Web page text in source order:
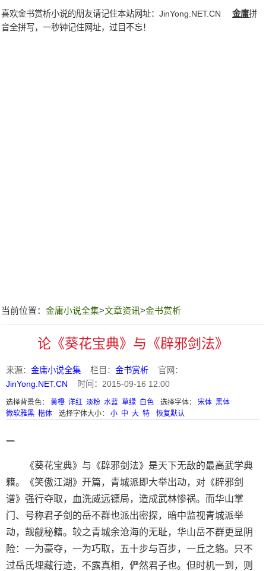
喜欢金书赏析小说的朋友请记住本站网址： JinYong.NET.CN 金庸拼
音全拼写，一秒钟记住网址，过目不忘！
当前位置： 金庸小说全集>文章资讯>金书赏析
论《葵花宝典》与《辟邪剑法》
来源： 金庸小说全集 栏目： 金书赏析 官网：
JinYong.NET.CN 时间：2015-09-16 12:00
选择背景色： 黄橙 洋红 淡粉 水蓝 草绿 白色 选择字体： 宋体 黑体
微软雅黑 楷体 选择字体大小： 小 中 大 特 恢复默认
一
《葵花宝典》与《辟邪剑法》是天下无敌的最高武学典
籍。《笑傲江湖》开篇，青城派即大举出动，对《辟邪剑
谱》强行夺取，血洗威远镖局，造成武林惨祸。而华山掌
门、号称君子剑的岳不群也派出密探，暗中监视青城派举
动，觊觎秘籍。较之青城余沧海的无耻，华山岳不群更显阴
险：一为豪夺，一为巧取，五十步与百步，一丘之貉。只不
过岳氏埋藏行迹，不露真相，俨然君子也。但时机一到，则